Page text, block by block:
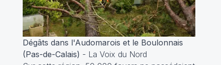
Dégâts dans l'Audomarois et le Boulonnais
(Pas-de-Calais) - La Voix du Nord